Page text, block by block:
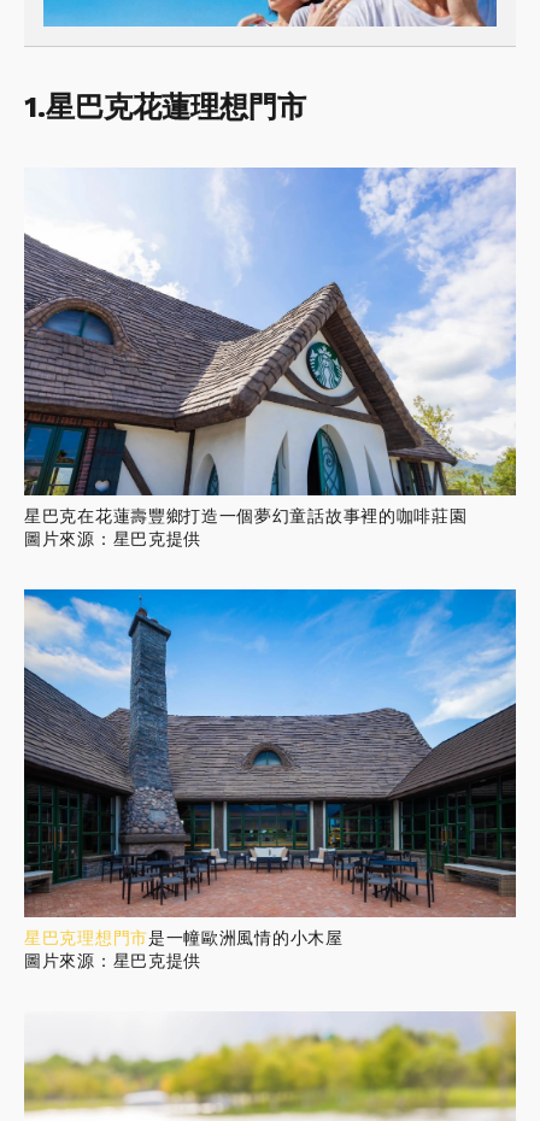
1.星巴克花蓮理想門市
星巴克在花蓮壽豐鄉打造一個夢幻童話故事裡的咖啡莊園
圖片來源：星巴克提供
星巴克理想門市是一幢歐洲風情的小木屋
圖片來源：星巴克提供